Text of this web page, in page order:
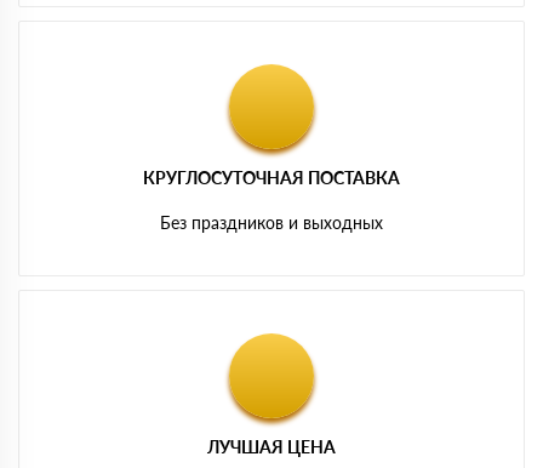
КРУГЛОСУТОЧНАЯ ПОСТАВКА
Без праздников и выходных
ЛУЧШАЯ ЦЕНА